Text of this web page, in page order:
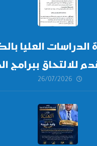
الدراسات العليا
للالتحاق ببرامج
العليا لدورة
أكتوبر 2026،
26/07/2026